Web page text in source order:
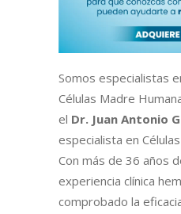
Somos especialistas
Células Madre
el Dr. Juan Antonio
especialista en
Con más de 36 años
experiencia clínica
comprobado la